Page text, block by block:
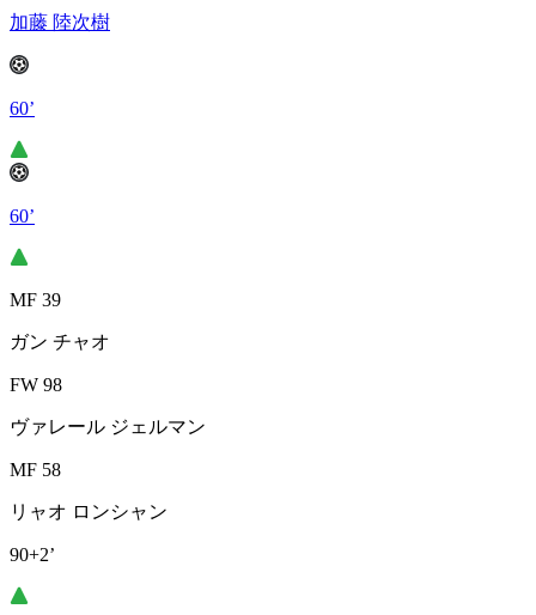
加藤 陸次樹
60’
60’
MF 39
ガン チャオ
FW 98
ヴァレール ジェルマン
MF 58
リャオ ロンシャン
90+2’